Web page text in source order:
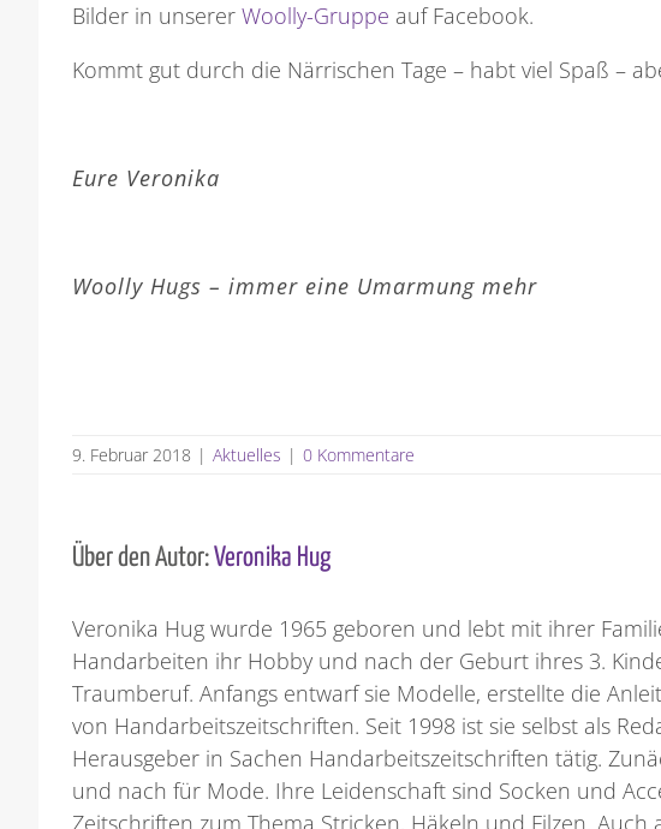
Bilder in unsererWoolly-Gruppe auf Facebook.
Kommt gut durch die Närrischen Tage – habt viel Spaß –
Eure Veronika
Woolly Hugs – immer eine Umarmung mehr
9. Februar 2018 | Aktuelles | 0 Kommentare
Über den Autor:Veronika Hug
Veronika Hug wurde 1965 geboren und lebt mit ihrer
Handarbeiten ihr Hobby und nach der Geburt ihres 3.
Traumberuf. Anfangs entwarf sie Modelle, erstellte die
von Handarbeitszeitschriften. Seit 1998 ist sie selbst als
Herausgeber in Sachen Handarbeitszeitschriften tätig.
und nach für Mode. Ihre Leidenschaft sind Socken und